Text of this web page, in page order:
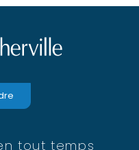
tout temps